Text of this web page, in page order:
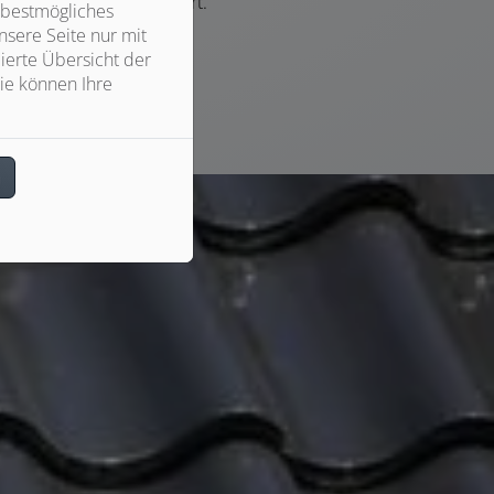
Seite nur mit
Übersicht der
können Ihre